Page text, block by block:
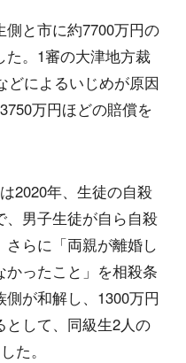
と市に約7700万円の
た。1審の大津地方裁
どによるいじめが原因
万円ほどの賠償を
2020年、生徒の自殺
男子生徒が自ら自殺
らに「両親が離婚し
ったこと」を相殺条
が和解し、1300万円
として、同級生2人の
た。